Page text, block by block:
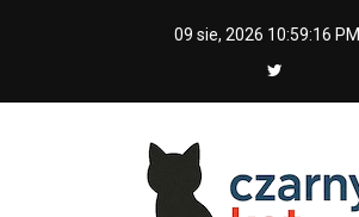
09 sie, 2026 10:59:17 PM